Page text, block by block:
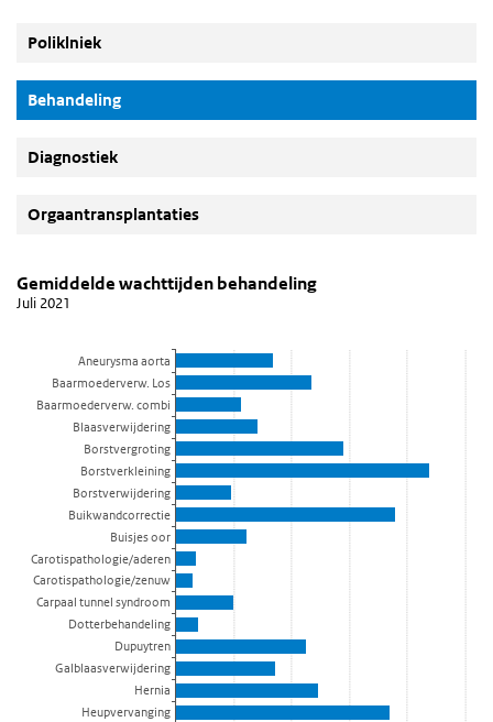
Poliklniek
Behandeling(Actieve knop)
Diagnostiek
Orgaantransplantaties
Gemiddelde wachttijden behandeling
Sla de grafiek 'Gemiddelde wachttijden behandeling' over en ga
Gemiddelde wachttijden behandeling
Staaf grafiek met 12 reeksen.
Bekijk als data tabel.
De grafiek heeft 1 X-as die categories weergeeft.
De grafiek heeft 1 Y-as die Weken weergeeft.
Gemiddelde wachttijden behandeling
Juli 2021
Aneurysma aorta
Baarmoederverw. Los
Baarmoederverw. combi
Blaasverwijdering
Borstvergroting
Borstverkleining
Borstverwijdering
Buikwandcorrectie
Buisjes oor
Carotispathologie/aderen
Carotispathologie/zenuw
Carpaal tunnel syndroom
Dotterbehandeling
Dupuytren
Galblaasverwijdering
Hernia
Heupvervanging